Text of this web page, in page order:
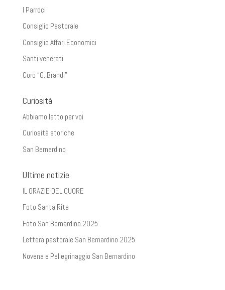
I Parroci
Consiglio Pastorale
Consiglio Affari Economici
Santi venerati
Coro “G. Brandi”
Curiosità
Abbiamo letto per voi
Curiosità storiche
San Bernardino
Ultime notizie
IL GRAZIE DEL CUORE
Foto Santa Rita
Foto San Bernardino 2025
Lettera pastorale San Bernardino 2025
Novena e Pellegrinaggio San Bernardino